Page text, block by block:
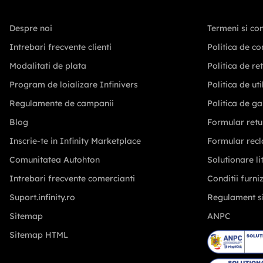
Despre noi
Intrebari frecvente clienti
Modalitati de plata
Program de loializare Infinivers
Regulamente de campanii
Blog
Inscrie-te in Infinity Marketplace
Comunitatea Autohton
Intrebari frecvente comercianti
Suport.infinity.ro
Sitemap
Sitemap HTML
Termeni si
Politica de
Politica de
Politica de
Politica de
Formular
Formular
Solutionare
Conditii
Regulament
ANPC